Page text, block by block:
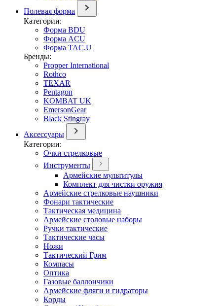
Полевая форма
Категории:
Форма BDU
Форма ACU
Форма TAC.U
Бренды:
Propper International
Rothco
TEXAR
Pentagon
KOMBAT UK
EmersonGear
Black Stingray
Аксессуары
Категории:
Очки стрелковые
Инструменты
Армейские мультитулы
Комплект для чистки оружия
Армейские стрелковые наушники
Фонари тактические
Тактическая медицина
Армейские столовые наборы
Ручки тактические
Тактические часы
Ножи
Тактический Грим
Компасы
Оптика
Газовые баллончики
Армейские фляги и гидраторы
Корды